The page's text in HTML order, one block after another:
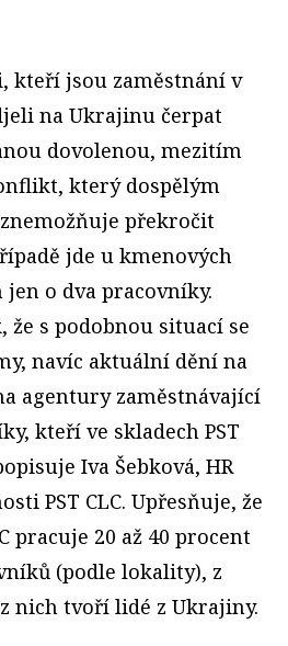
kteří jsou zaměstnání v
na Ukrajinu čerpat
dovolenou, mezitím
který dospělým
překročit
jde u kmenových
o dva pracovníky.
že s podobnou situací se
navíc aktuální dění na
agentury zaměstnávající
kteří ve skladech PST
Iva Šebková, HR
PST CLC. Upřesňuje, že
pracuje 20 až 40 procent
(podle lokality), z
nich tvoří lidé z Ukrajiny.